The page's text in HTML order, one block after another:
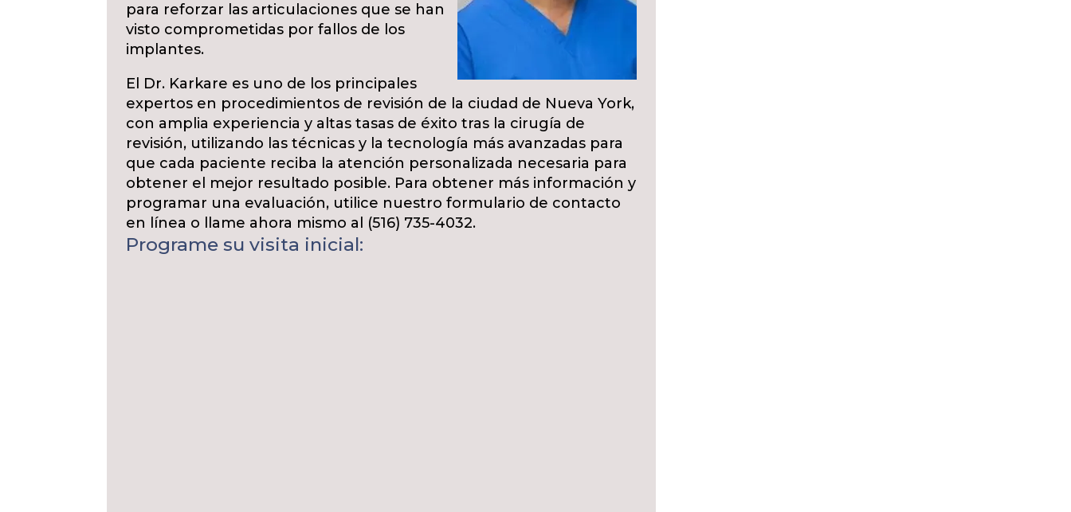
para reforzar las articulaciones que se han
visto comprometidas por fallos de los
implantes.
El Dr. Karkare es uno de los principales
expertos en procedimientos de revisión de la ciudad de Nueva York,
con amplia experiencia y altas tasas de éxito tras la cirugía de
revisión, utilizando las técnicas y la tecnología más avanzadas para
que cada paciente reciba la atención personalizada necesaria para
obtener el mejor resultado posible. Para obtener más información y
programar una evaluación, utilice nuestro formulario de contacto
en línea o llame ahora mismo al (516) 735-4032.
Programe su visita inicial: